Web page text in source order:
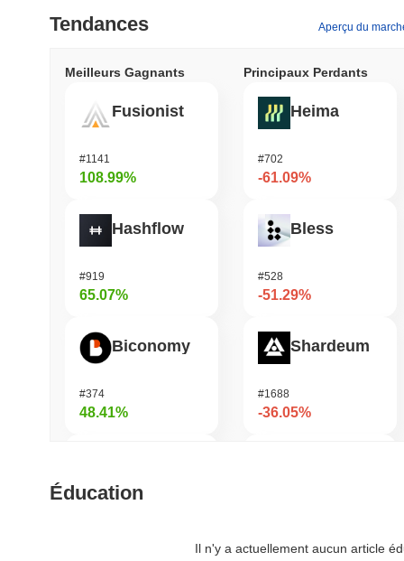
Tendances Aperçu du
Meilleurs Gagnants
Fusionist
#1141
108.99%
Hashflow
#919
65.07%
Biconomy
#374
48.41%
Principaux Perdants
Heima
#702
-61.09%
Bless
#528
-51.29%
Shardeum
#1688
-36.05%
Éducation
Il n'y a actuellement aucun article